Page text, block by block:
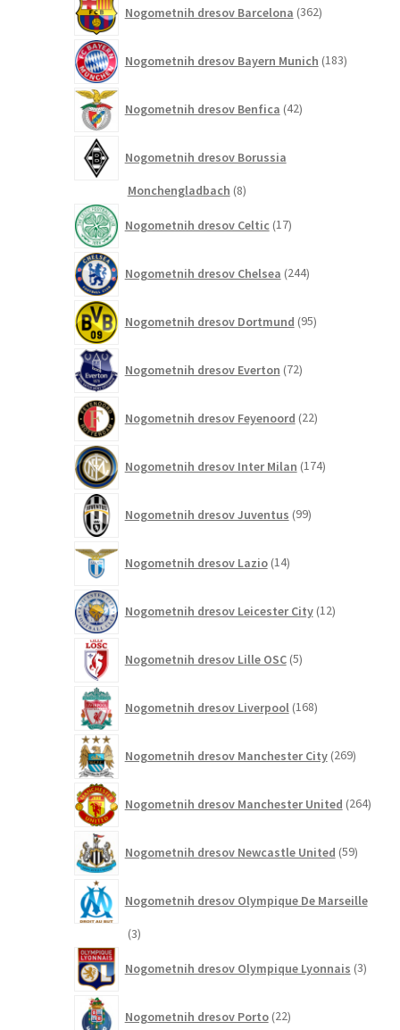
Nogometnih dresov Barcelona 362izdelkov
Nogometnih dresov Bayern Munich 183izdelkov
Nogometnih dresov Benfica 42izdelkov
Nogometnih dresov Borussia
Monchengladbach 88
Nogometnih dresov Celtic 17izdelkov
Nogometnih dresov Chelsea 244izdelkov
Nogometnih dresov Dortmund 95izdelkov
Nogometnih dresov Everton 72izdelkov
Nogometnih dresov Feyenoord 22izdelkov
Nogometnih dresov Inter Milan 174izdelkov
Nogometnih dresov Juventus 99izdelkov
Nogometnih dresov Lazio 14izdelkov
Nogometnih dresov Leicester City 12izdelkov
Nogometnih dresov Lille OSC 5izdelkov
Nogometnih dresov Liverpool 168izdelkov
Nogometnih dresov Manchester City 269izdelkov
Nogometnih dresov Manchester United 264
Nogometnih dresov Newcastle United 59izdelkov
Nogometnih dresov Olympique De Marseille
33
Nogometnih dresov Olympique Lyonnais 3izdelki
Nogometnih dresov Porto 22izdelkov